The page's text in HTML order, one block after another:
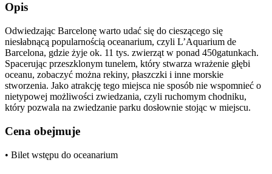
Opis
Odwiedzając Barcelonę warto udać się do cieszącego się
niesłabnącą popularnością oceanarium, czyli L’Aquarium de
Barcelona, gdzie żyje ok. 11 tys. zwierząt w ponad 450gatunkach.
Spacerując przeszklonym tunelem, który stwarza wrażenie głębi
oceanu, zobaczyć można rekiny, płaszczki i inne morskie
stworzenia. Jako atrakcję tego miejsca nie sposób nie wspomnieć o
nietypowej możliwości zwiedzania, czyli ruchomym chodniku,
który pozwala na zwiedzanie parku dosłownie stojąc w miejscu.
Cena obejmuje
• Bilet wstępu do oceanarium